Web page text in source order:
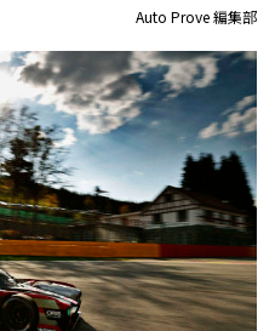
Auto Prove 編集部